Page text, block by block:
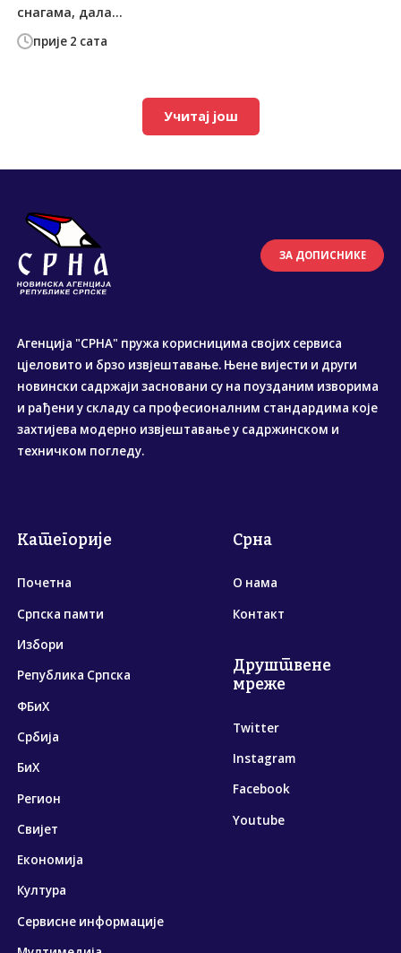
прије 2 сата
снагама, дала...
Учитај још
ЗА ДОПИСНИКЕ
Агенција "СРНА" пружа корисницима својих сервиса
цјеловито и брзо извјештавање. Њене вијести и други
новински садржаји засновани су на поузданим изворима
и рађени у складу са професионалним стандардима које
захтијева модерно извјештавање у садржинском и
техничком погледу.
Категорије
Почетна
Српска памти
Избори
Република Српска
ФБиХ
Србија
БиХ
Регион
Свијет
Економија
Култура
Сервисне информације
Срна
О нама
Контакт
Друштвене
мреже
Twitter
Instagram
Facebook
Youtube